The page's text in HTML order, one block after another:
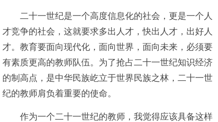
二十一世纪是一个高度信息化的社会，更是一个人
才竞争的社会，这就要求多出人才，快出人才，出好人
才。教育要面向现代化，面向世界，面向未来，必须要
有素质更高的教师队伍。为了抢占二十一世纪知识经济
的制高点，是中华民族屹立于世界民族之林，二十一世
纪的教师肩负着重要的使命。
作为一个二十一世纪的教师，我觉得应该具备这样